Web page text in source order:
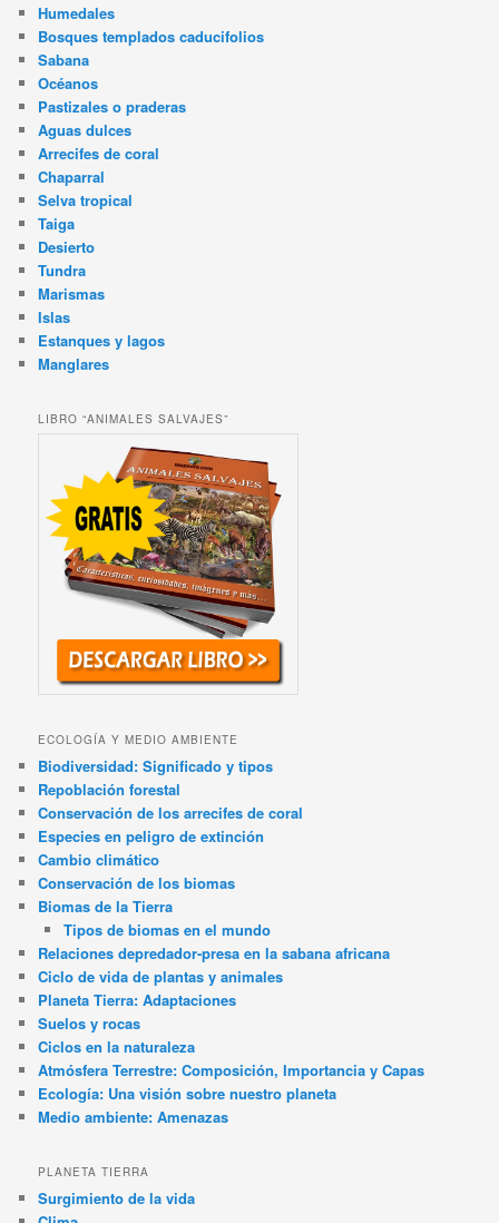
Humedales
Bosques templados caducifolios
Sabana
Océanos
Pastizales o praderas
Aguas dulces
Arrecifes de coral
Chaparral
Selva tropical
Taiga
Desierto
Tundra
Marismas
Islas
Estanques y lagos
Manglares
LIBRO “ANIMALES SALVAJES”
ECOLOGÍA Y MEDIO AMBIENTE
Biodiversidad: Significado y tipos
Repoblación forestal
Conservación de los arrecifes de coral
Especies en peligro de extinción
Cambio climático
Conservación de los biomas
Biomas de la Tierra
Tipos de biomas en el mundo
Relaciones depredador-presa en la sabana africana
Ciclo de vida de plantas y animales
Planeta Tierra: Adaptaciones
Suelos y rocas
Ciclos en la naturaleza
Atmósfera Terrestre: Composición, Importancia y Capas
Ecología: Una visión sobre nuestro planeta
Medio ambiente: Amenazas
PLANETA TIERRA
Surgimiento de la vida